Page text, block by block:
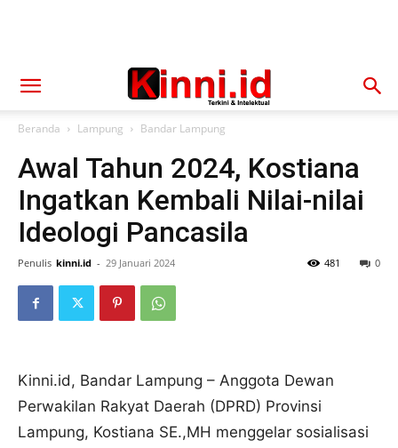
Beranda Lampung Bandar Lampung
Awal Tahun 2024, Kostiana
Ingatkan Kembali Nilai-nilai
Ideologi Pancasila
Penulis kinni.id - 29 Januari 2024 0
481
Kinni.id, Bandar Lampung – Anggota Dewan
Perwakilan Rakyat Daerah (DPRD) Provinsi
Lampung, Kostiana SE.,MH menggelar sosialisasi